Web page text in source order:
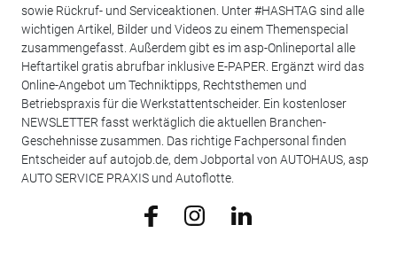
sowie Rückruf- und Serviceaktionen. Unter #HASHTAG sind alle
wichtigen Artikel, Bilder und Videos zu einem Themenspecial
zusammengefasst. Außerdem gibt es im asp-Onlineportal alle
Heftartikel gratis abrufbar inklusive E-PAPER. Ergänzt wird das
Online-Angebot um Techniktipps, Rechtsthemen und
Betriebspraxis für die Werkstattentscheider. Ein kostenloser
NEWSLETTER fasst werktäglich die aktuellen Branchen-
Geschehnisse zusammen. Das richtige Fachpersonal finden
Entscheider auf autojob.de, dem Jobportal von AUTOHAUS, asp
AUTO SERVICE PRAXIS und Autoflotte.